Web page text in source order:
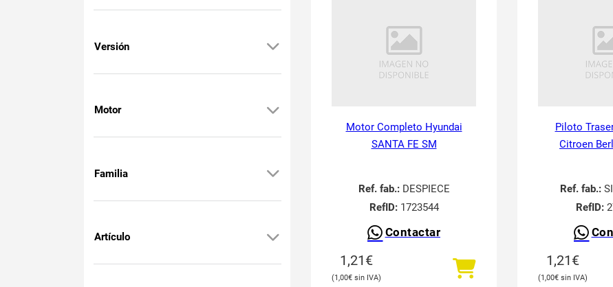
Versión
Motor
Familia
Artículo
Motor Completo Hyundai
SANTA FE SM
Ref. fab.:DESPIECE
RefID:1723544
Contactar
1,21€
1,00€
Piloto
Citroen
Ref. fab.:
RefID:
1,21€
1,00€